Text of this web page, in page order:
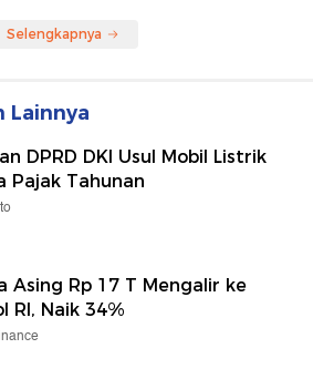
Selengkapnya
Lainnya
DPRD DKI Usul Mobil Listrik
Pajak Tahunan
Asing Rp 17 T Mengalir ke
RI, Naik 34%